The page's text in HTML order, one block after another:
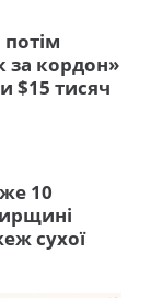
за кордон»
$15 тисяч
10
сухої